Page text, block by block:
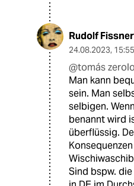
Rudolf Fissner
24.08.2023,
@tomás
Man kann
sein. Man
selbigen.
benannt wird
überflüssig.
Sind bspw.